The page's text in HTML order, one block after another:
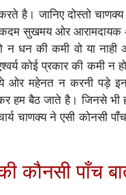
है। जानिए दोस्तो
सुखमय ओर आरामदायक
न धन की कमी वो या
कोई प्रकार की कमी
ओर महेनत न करनी पड़े इन
हम बैठ जाते है। जिनसे भी
चाणक्य ने एसी कोनसी
कौनसी पाँच